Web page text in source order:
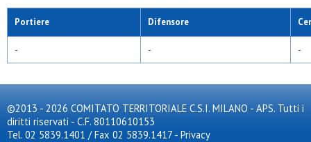
Portiere Difensore
- - -
©2013 - 2026 COMITATO TERRITORIALE C.S.I. MILANO - APS. Tutti i
diritti riservati - C.F. 80110610153
Tel. 02 5839.1401 / Fax 02 5839.1417 - Privacy